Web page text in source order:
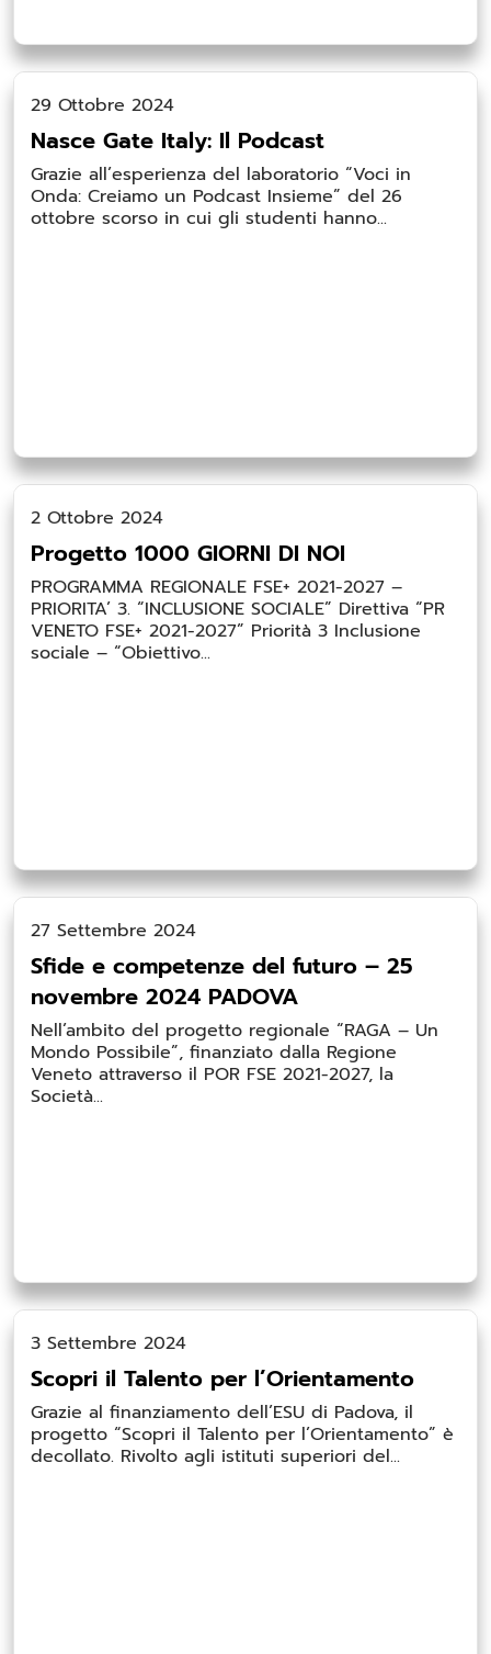
29 Ottobre 2024
Nasce Gate Italy: Il Podcast
Grazie all’esperienza del laboratorio “Voci in
Onda: Creiamo un Podcast Insieme” del 26
ottobre scorso in cui gli studenti hanno...
2 Ottobre 2024
Progetto 1000 GIORNI DI NOI
PROGRAMMA REGIONALE FSE+ 2021-2027 –
PRIORITA’ 3. “INCLUSIONE SOCIALE” Direttiva “PR
VENETO FSE+ 2021-2027” Priorità 3 Inclusione
sociale – “Obiettivo...
27 Settembre 2024
Sfide e competenze del futuro – 25
novembre 2024 PADOVA
Nell’ambito del progetto regionale “RAGA – Un
Mondo Possibile”, finanziato dalla Regione
Veneto attraverso il POR FSE 2021-2027, la
Società...
3 Settembre 2024
Scopri il Talento per l’Orientamento
Grazie al finanziamento dell’ESU di Padova, il
progetto “Scopri il Talento per l’Orientamento” è
decollato. Rivolto agli istituti superiori del...